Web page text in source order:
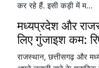
कर रहे हैं. इसी कड़ी में म…
मध्यप्रदेश और
लिए गुंजाइश कम:
राजस्थान, छत्तीसगढ़ और